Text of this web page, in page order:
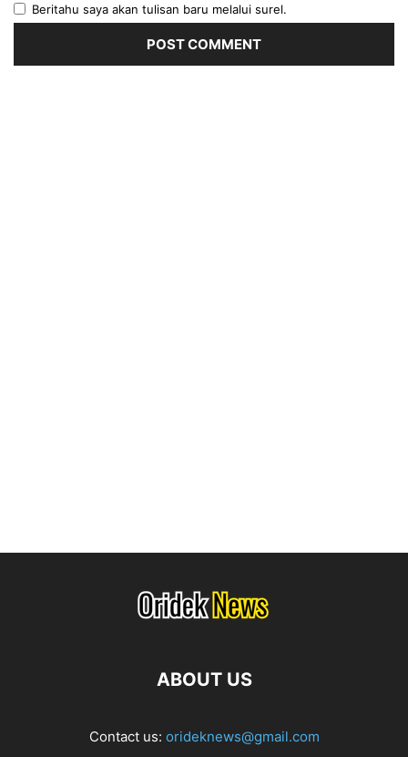
Beritahu saya akan tulisan baru melalui surel.
ABOUT US
Contact us: orideknews@gmail.com